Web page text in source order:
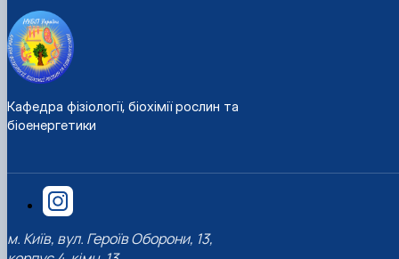
Кафедра фізіології, біохімії рослин та
біоенергетики
м. Київ, вул. Героїв Оборони, 13,